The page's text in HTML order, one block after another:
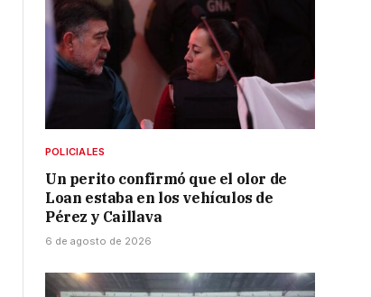
POLICIALES
Un perito confirmó que el olor de
Loan estaba en los vehículos de
Pérez y Caillava
6 de agosto de 2026